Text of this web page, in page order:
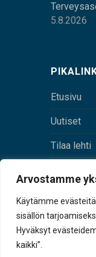
Arvostamme
Käytämme
sisällön
Hyväksyt
kaikki”.
5.8.2026
Etusivu
Uutiset
Tilaa lehti